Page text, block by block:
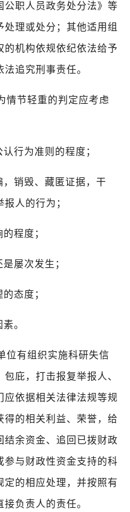
公职人员政务处分法》等
理或处分；其他适用组
机构依规依纪依法给予
追究刑事责任。
情节轻重的判定应考虑
行为准则的程度；
，销毁、藏匿证据，干
人的行为；
程度；
屡次发生；
态度；
。
位有组织实施科研失信
庇，打击报复举报人、
应依据相关法律法规等规
得的相关利益、荣誉，给
结余资金、追回已拨财政
参与财政性资金支持的科
的相应处理，并按照有
负责人的责任。